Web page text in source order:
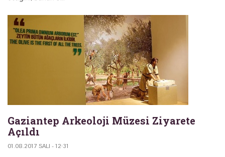
Gaziantep Arkeoloji Müzesi Ziyarete
Açıldı
01.08.2017 SALI - 12:31